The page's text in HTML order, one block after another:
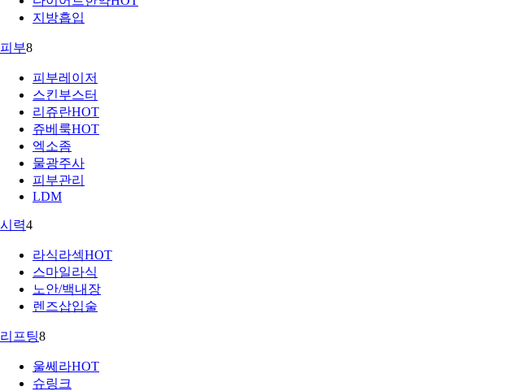
지방흡입
피부8
피부레이저
스킨부스터
리쥬란HOT
쥬베룩HOT
엑소좀
물광주사
피부관리
LDM
시력4
라식라섹HOT
스마일라식
노안/백내장
렌즈삽입술
리프팅8
울쎄라HOT
슈링크